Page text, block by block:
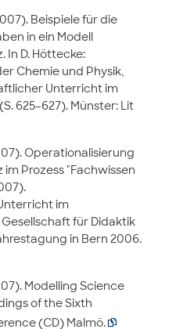
Beispiele für die
in ein Modell
In D. Höttecke:
Chemie und Physik,
Unterricht im
625–627). Münster: Lit
Operationalisierung
Prozess "Fachwissen
im
für Didaktik
in Bern 2006.
Modelling Science
of the Sixth
(CD) Malmö.